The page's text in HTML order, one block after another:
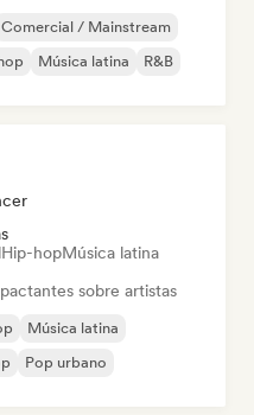
Comercial / Mainstream
Música latina R&B
Hip-hopMúsica latina
sobre artistas
Música latina
Pop urbano